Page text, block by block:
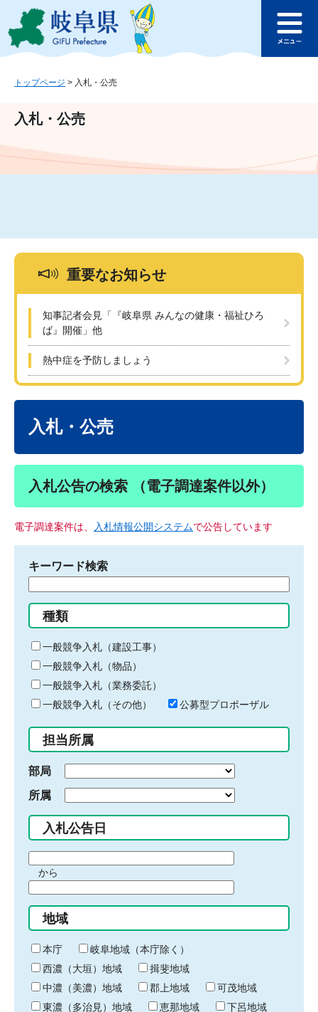
ジ
ュ
文
このページの本文へ
ュ
トップページ > 入札・公売
入札・公売
重要なお知らせ
知事記者会見「『岐阜県 みんなの健康・福祉ひろ
ば』開催」他
熱中症を予防しましょう
入札・公売
入札公告の検索 （電子調達案件以外）
電子調達案件は、 入札情報公開システムで公告しています
キーワード検索
る
キ
ー
ワ
ー
ド
入
力
種類
一般競争入札（建設工事）
一般競争入札（物品）
一般競争入札（業務委託）
一般競争入札（その他）
公募型プロポーザル
担当所属
部局
所属
入札公告日
間
始
り
から
間
終
わ
り
地域
本庁
岐阜地域（本庁除く）
西濃（大垣）地域
揖斐地域
中濃（美濃）地域
郡上地域
可茂地域
東濃（多治見）地域
恵那地域
下呂地域